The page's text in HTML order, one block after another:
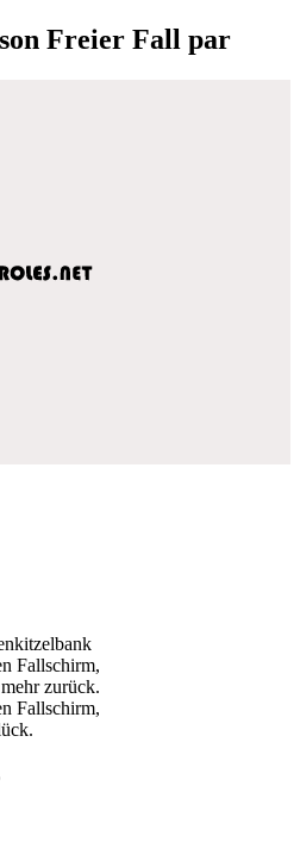
Freier Fall par
Fallschirm,
zurück.
Fallschirm,